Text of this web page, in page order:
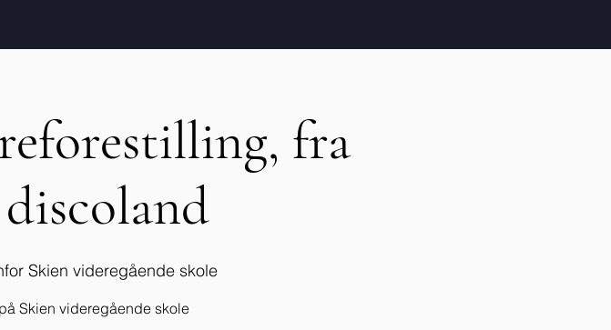
fra
Skien videregående skole
Skien videregående skole